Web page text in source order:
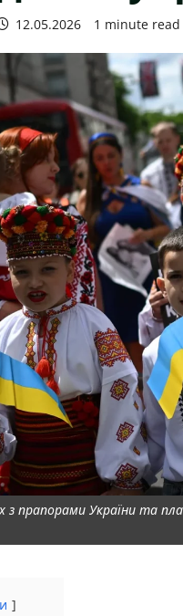
12.05.2026 1 minute read
прапорами України та